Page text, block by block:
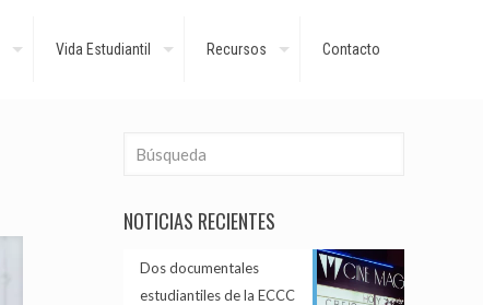
Vida Estudiantil Recursos Contacto
NOTICIAS RECIENTES
Dos documentales
estudiantiles de la ECCC